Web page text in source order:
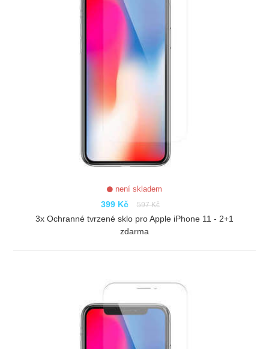
není skladem
399 Kč 597 Kč
3x Ochranné tvrzené sklo pro Apple iPhone 11 - 2+1
zdarma